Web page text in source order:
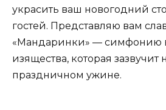
украсить ваш новогодний
гостей. Представляю вам
«Мандаринки» — симфонию
изящества, которая зазвучит
праздничном ужине.